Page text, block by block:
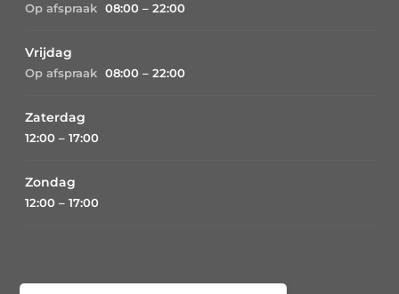
Op afspraak 08:00 – 22:00
Vrijdag
Op afspraak 08:00 – 22:00
Zaterdag
12:00 – 17:00
Zondag
12:00 – 17:00